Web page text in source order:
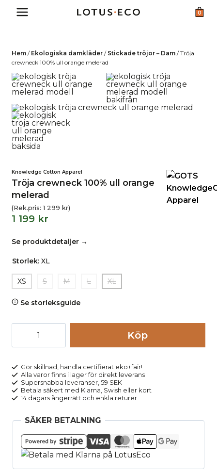
0
Hem / Ekologiska damkläder / Stickade tröjor – Dam /Tröja
crewneck 100% ull orange melerad
Knowledge Cotton Apparel
Tröja crewneck 100% ull orange
melerad
(Rek.pris:1 299 kr)
1 199 kr
Se produktdetaljer →
Storlek: XL
XS S M L XL
Se storleksguide
crewneck
ull
orange
melerad
mängd
Köp
Gör skillnad, handla certifierat eko+fair!
Alla varor finns i lager för direkt leverans
Supersnabba leveranser, 59 SEK
Betala säkert med Klarna, Swish eller kort
14 dagars ångerrätt och enkla returer
SÄKER BETALNING